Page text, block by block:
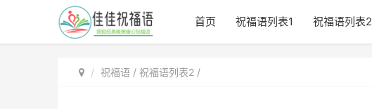
首页 祝福语列表1 祝福语列表2
祝福语 / 祝福语列表2 /